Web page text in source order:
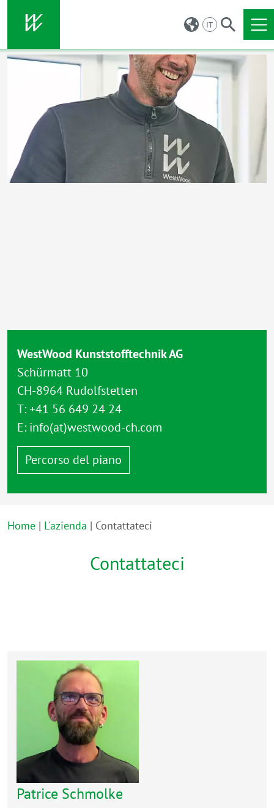
Vai al contenuto principale
IT
WestWood Kunststofftechnik AG
Schürmatt 10
CH-8964 Rudolfstetten
T:+41 56 649 24 24
E: info(at)westwood-ch.com
Percorso del piano
Home L'azienda Contattateci
Contattateci
Patrice Schmolke